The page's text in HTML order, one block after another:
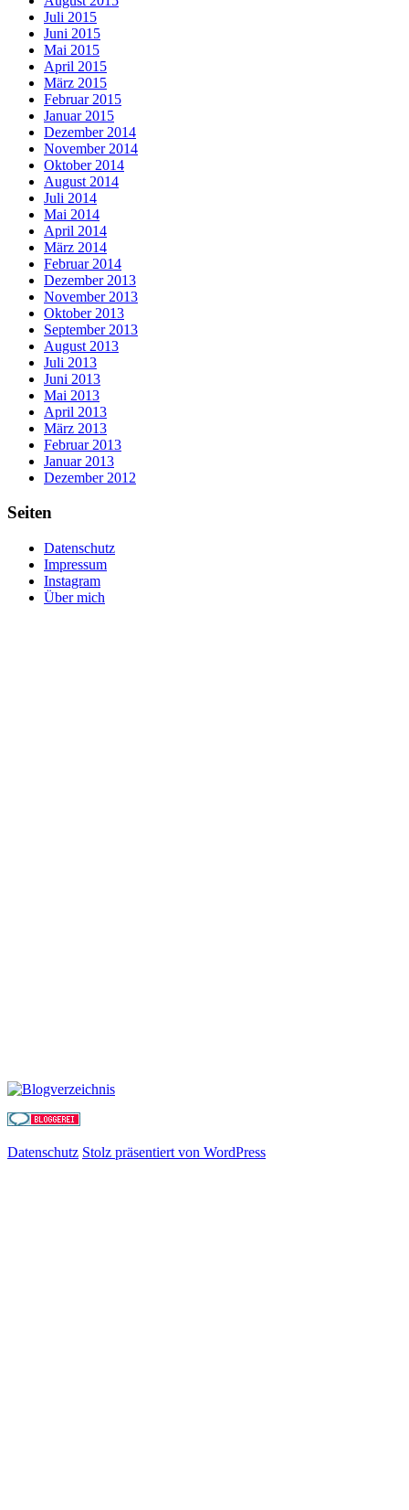
Juli 2015
Juni 2015
Mai 2015
April 2015
März 2015
Februar 2015
Januar 2015
Dezember 2014
November 2014
Oktober 2014
August 2014
Juli 2014
Mai 2014
April 2014
März 2014
Februar 2014
Dezember 2013
November 2013
Oktober 2013
September 2013
August 2013
Juli 2013
Juni 2013
Mai 2013
April 2013
März 2013
Februar 2013
Januar 2013
Dezember 2012
Seiten
Datenschutz
Impressum
Instagram
Über mich
Datenschutz Stolz präsentiert von WordPress